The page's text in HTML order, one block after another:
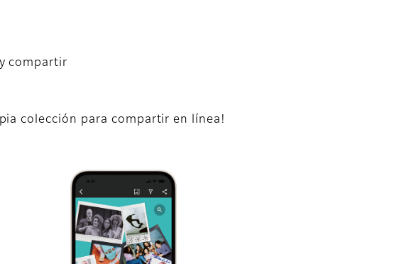
compartir
colección para compartir en línea!